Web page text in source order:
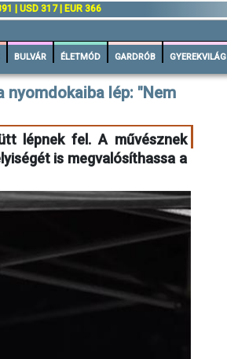
| USD 317 | EUR 366
BULVÁR ÉLETMÓD GARDRÓB GYEREKVILÁG
nyomdokaiba lép: "Nem
lépnek fel. A művésznek
is megvalósíthassa a